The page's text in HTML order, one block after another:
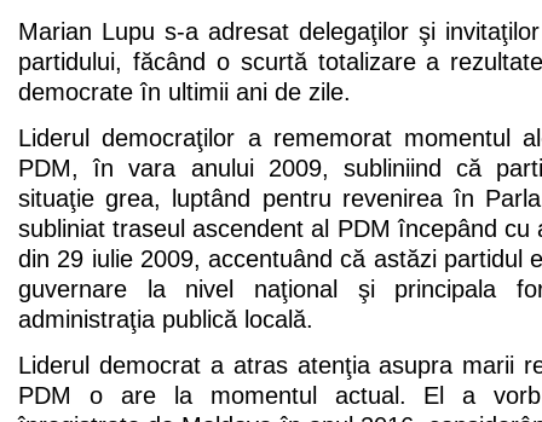
Marian Lupu s-a adresat delegaţilor şi
partidului, făcând o scurtă totalizare a
democrate în ultimii ani de zile.
Liderul democraţilor a rememorat momentul
PDM, în vara anului 2009, subliniind că
situaţie grea, luptând pentru revenirea în
subliniat traseul ascendent al PDM începând cu
din 29 iulie 2009, accentuând că astăzi partidul
guvernare la nivel naţional şi principala
administraţia publică locală.
Liderul democrat a atras atenţia asupra marii
PDM o are la momentul actual. El a